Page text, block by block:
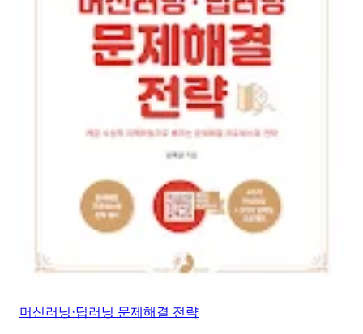
머신러닝·딥러닝 문제해결 전략